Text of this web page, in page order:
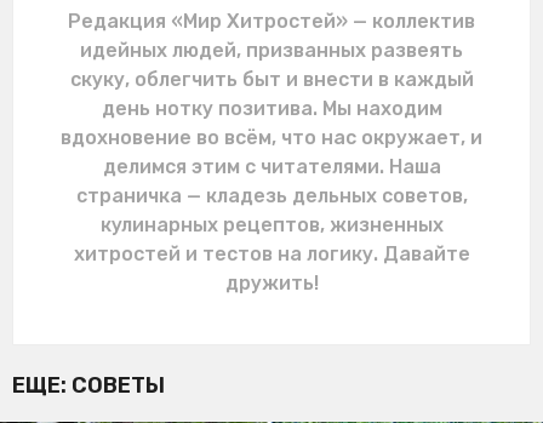
Редакция «Мир Хитростей» — коллектив
идейных людей, призванных развеять
скуку, облегчить быт и внести в каждый
день нотку позитива. Мы находим
вдохновение во всём, что нас окружает, и
делимся этим с читателями. Наша
страничка — кладезь дельных советов,
кулинарных рецептов, жизненных
хитростей и тестов на логику. Давайте
дружить!
ЕЩЕ: СОВЕТЫ